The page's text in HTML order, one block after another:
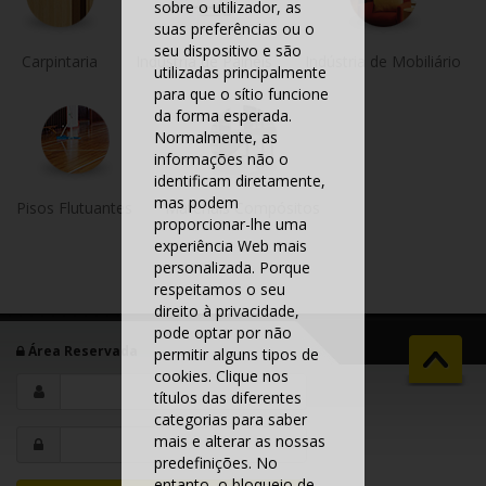
Carpintaria Indústria de Painéis Indústria de Mobiliário
Pisos Flutuantes Materiais Compósitos
Área Reservada
sobre o utilizador, as
suas preferências ou o
seu dispositivo e são
utilizadas principalmente
para que o sítio funcione
da forma esperada.
Normalmente, as
informações não o
identificam diretamente,
mas podem
proporcionar-lhe uma
experiência Web mais
personalizada. Porque
respeitamos o seu
direito à privacidade,
pode optar por não
permitir alguns tipos de
cookies. Clique nos
títulos das diferentes
categorias para saber
mais e alterar as nossas
predefinições. No